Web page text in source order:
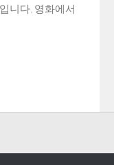
니다. 영화에서